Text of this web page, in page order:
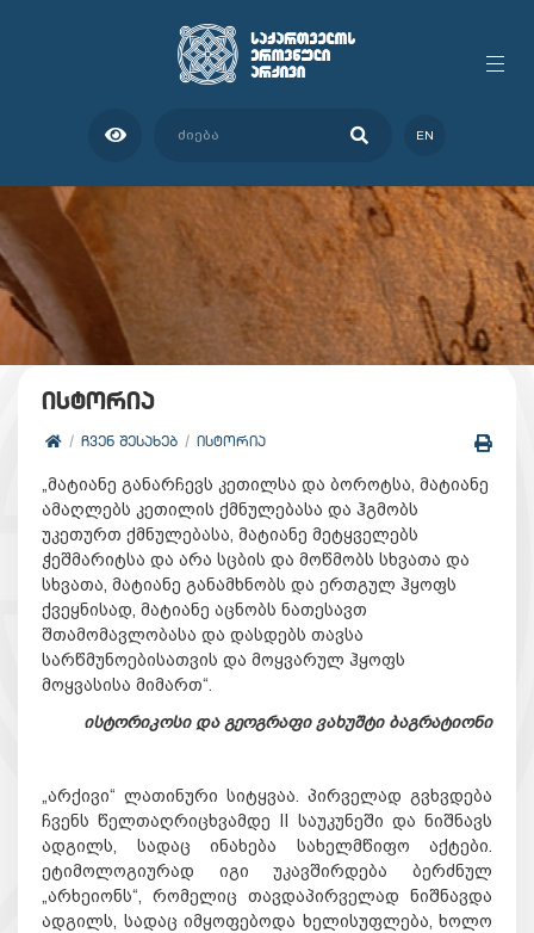
EN
ისტორია
ᲩᲕᲔᲜ ᲨᲔᲡᲐᲮᲔᲑ ᲘᲡᲢᲝᲠᲘᲐ
„მატიანე განარჩევს კეთილსა და ბოროტსა, მატიანე
ამაღლებს კეთილის ქმნულებასა და ჰგმობს
უკეთურთ ქმნულებასა, მატიანე მეტყველებს
ჭეშმარიტსა და არა სცბის და მოწმობს სხვათა და
სხვათა, მატიანე განამხნობს და ერთგულ ჰყოფს
ქვეყნისად, მატიანე აცნობს ნათესავთ
შთამომავლობასა და დასდებს თავსა
სარწმუნოებისათვის და მოყვარულ ჰყოფს
მოყვასისა მიმართ“.
ისტორიკოსი და გეოგრაფი ვახუშტი ბაგრატიონი
„არქივი“ ლათინური სიტყვაა. პირველად გვხვდება
ჩვენს წელთაღრიცხვამდე II საუკუნეში და ნიშნავს
ადგილს, სადაც ინახება სახელმწიფო აქტები.
ეტიმოლოგიურად იგი უკავშირდება ბერძნულ
„არხეიონს“, რომელიც თავდაპირველად ნიშნავდა
ადგილს, სადაც იმყოფებოდა ხელისუფლება, ხოლო